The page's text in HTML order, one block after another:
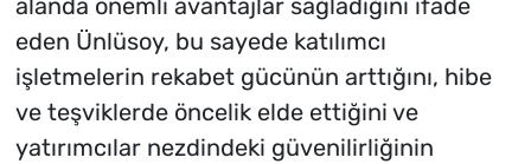
alanda önemli avantajlar sağladığını ifade
eden Ünlüsoy, bu sayede katılımcı
işletmelerin rekabet gücünün arttığını, hibe
ve teşviklerde öncelik elde ettiğini ve
yatırımcılar nezdindeki güvenilirliğinin